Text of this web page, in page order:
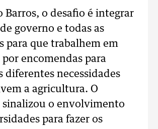
Barros, o desafio é integrar
governo e todas as
para que trabalhem em
encomendas para
diferentes necessidades
a agricultura. O
sinalizou o envolvimento
para fazer os